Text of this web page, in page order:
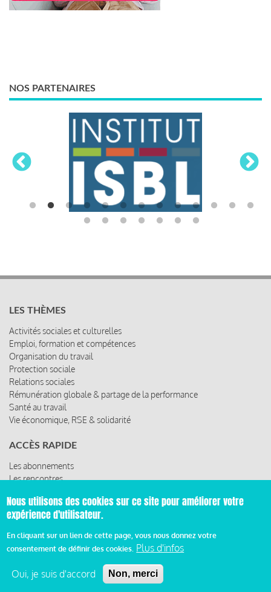
NOS PARTENAIRES
LES THÈMES
Activités sociales et culturelles
Emploi, formation et compétences
Organisation du travail
Protection sociale
Relations sociales
Rémunération globale & partage de la performance
Santé au travail
Vie économique, RSE & solidarité
ACCÈS RAPIDE
Les abonnements
Les rencontres
© 2019 Miroir Social - Réalisé parCafffeine
Pied
Mentions légales et condition générale d’utilisation et
d’abonnement
Nous utilisons des cookies sur ce site pour améliorer votre
expérience d'utilisateur.
En cliquant sur un lien de cette page, vous nous donnez votre
consentement de définir des cookies. Plus d'infos
Oui, je suis d'accord Non, merci